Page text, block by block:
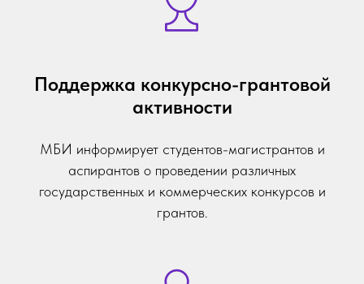
Поддержка конкурсно-грантовой
активности
МБИ информирует студентов-магистрантов и
аспирантов о проведении различных
государственных и коммерческих конкурсов и
грантов.